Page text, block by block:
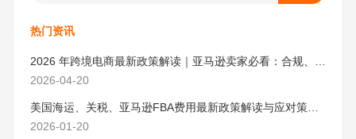
热门资讯
2026 年跨境电商最新政策解读｜亚马逊卖家必看：合规、成本与物流新机遇
2026-04-20
美国海运、关税、亚马逊FBA费用最新政策解读与应对策略（2026版）
2026-01-20